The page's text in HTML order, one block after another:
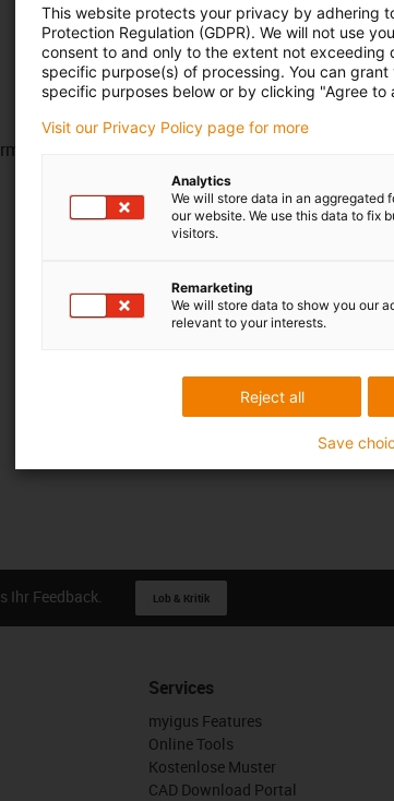
Ihr Feedback. Lob & Kritik
Services
myigus Features
Online Tools
Kostenlose Muster
CAD Download Portal
This website protects your privacy by adhering
Protection Regulation (GDPR). We will not use
consent to and only to the extent not exceeding
specific purpose(s) of processing. You can
specific purposes below or by clicking "Agree to
Visit our Privacy Policy page for more
Analytics
We will store data in an aggregated
our website. We use this data to fix
visitors.
Remarketing
We will store data to show you our
relevant to your interests.
Reject all
Save